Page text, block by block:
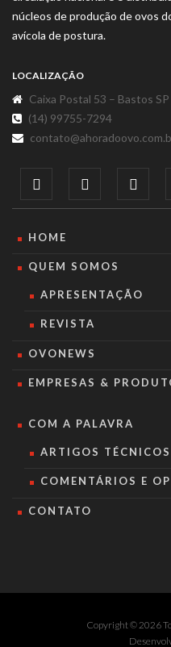
núcleos de produção de ovos
avícola de postura.
LOCALIZAÇÃO
Caixa Postal 53 – Bastos
(14) 99755-7294
HOME
QUEM SOMOS
APRESENTAÇÃO
REVISTA
OVONEWS
EMPRESAS &
COM A PALAVRA
ARTIGOS TÉCNICOS
COMENTÁRIOS E
CONTATO
Copyright © 2026